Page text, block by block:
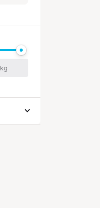
expand_more